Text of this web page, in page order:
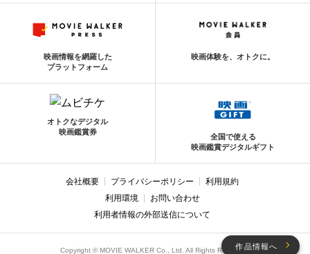
作品情報へ
映画情報を網羅した
プラットフォーム
映画体験を、オトクに。
オトクなデジタル
映画鑑賞券
全国で使える
映画鑑賞デジタルギフト
会社概要 プライバシーポリシー
利用規約
利用環境
お問い合わせ
利用者情報の外部送信について
Copyright © MOVIE WALKER Co., Ltd. All Rights Reserved.